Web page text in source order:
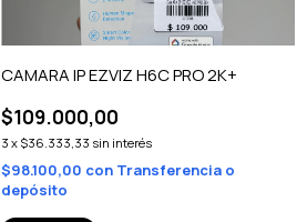
CAMARA IP EZVIZ H6C PRO 2K+
$109.000,00
3 x $36.333,33 sin interés
$98.100,00 con Transferencia o
depósito